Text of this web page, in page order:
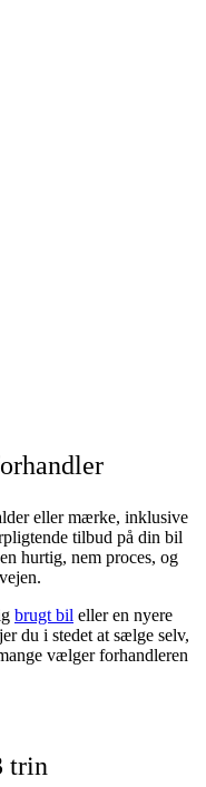
eller mærke, inklusive
tilbud på din bil
hurtig, nem proces, og
brugt bil eller en nyere
du i stedet at sælge selv,
vælger forhandleren
trin